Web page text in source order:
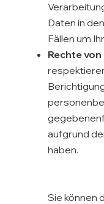
Daten in
Fällen um
Rechte
aufgrund
haben.
Sie können